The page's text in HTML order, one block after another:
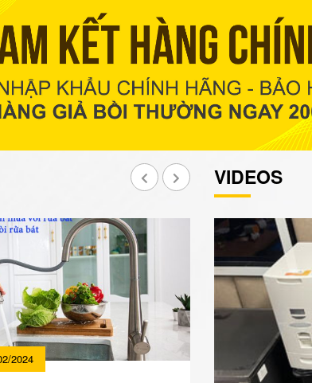
2024
VIDEOS